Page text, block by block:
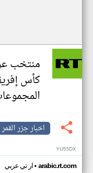
منتخب
اخبار جزر القمر
YU55DX
ار تي عربي• arabic.rt.com